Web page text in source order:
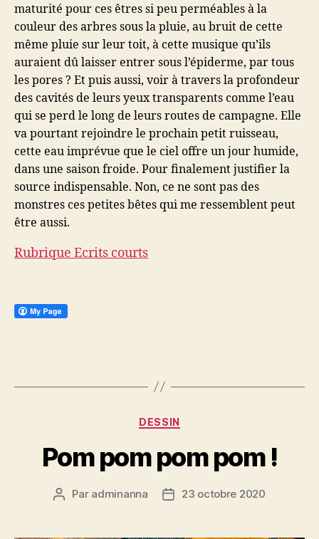
maturité pour ces êtres si peu perméables à la
couleur des arbres sous la pluie, au bruit de cette
même pluie sur leur toit, à cette musique qu’ils
auraient dû laisser entrer sous l’épiderme, par tous
les pores ? Et puis aussi, voir à travers la profondeur
des cavités de leurs yeux transparents comme l’eau
qui se perd le long de leurs routes de campagne. Elle
va pourtant rejoindre le prochain petit ruisseau,
cette eau imprévue que le ciel offre un jour humide,
dans une saison froide. Pour finalement justifier la
source indispensable. Non, ce ne sont pas des
monstres ces petites bêtes qui me ressemblent peut
être aussi.
Rubrique Ecrits courts
Catégories
DESSIN
Pom pom pom pom !
Auteur
Par adminanna
Date23 octobre 2020